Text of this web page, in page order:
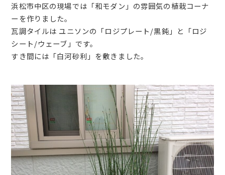
浜松市中区の現場では「和モダン」の雰囲気の植栽コーナ
ーを作りました。
瓦調タイルは ユニソンの「ロジプレート/黒鈍」と「ロジ
シート/ウェーブ」です。
すき間には「白河砂利」を敷きました。